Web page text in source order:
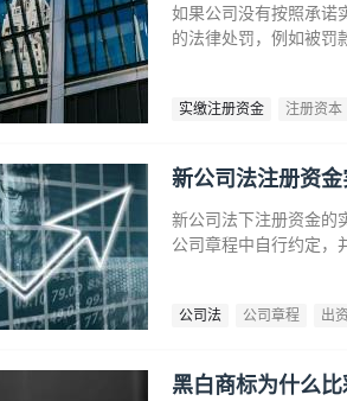
如果公司没有按照承诺
的法律处罚，例如被罚
实缴注册资金 注册资本
新公司法注册资
新公司法下注册资金的
公司章程中自行约定，
公司法 公司章程 出
黑白商标为什么